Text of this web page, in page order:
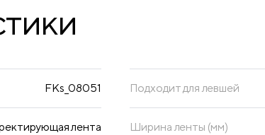
FKs_08051
лента
Подходит для левшей
Ширина ленты (мм)